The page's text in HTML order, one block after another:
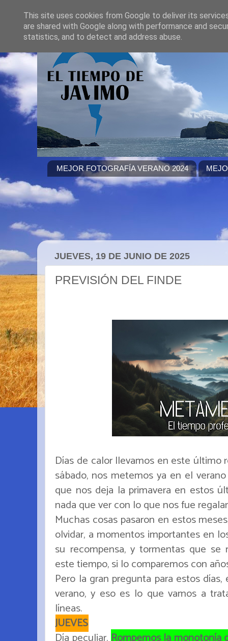
MEJOR FOTOGRAFÍA VERANO 2024
JUEVES, 19 DE JUNIO DE 2025
PREVISIÓN DEL FINDE
Días de calor llevamos en este último
sábado, nos metemos ya en el
que nos deja la primavera en estos
nada que ver con lo que nos fue
Muchas cosas pasaron en estos
olvidar, a momentos importantes en
su recompensa, y tormentas que
este tiempo, si lo comparemos con
Pero la gran pregunta para estos
verano, y eso es lo que vamos a
líneas.
JUEVES
This site uses cookies from Google to deliver its
are shared with Google along with performance and
statistics, and to detect and address abuse.